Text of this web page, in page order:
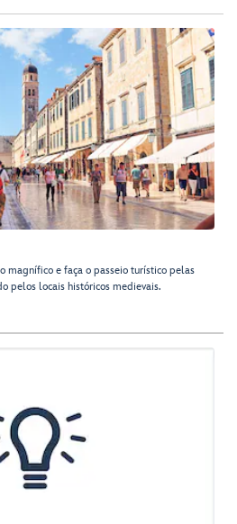
magnífico e faça o passeio turístico pelas
pelos locais históricos medievais.